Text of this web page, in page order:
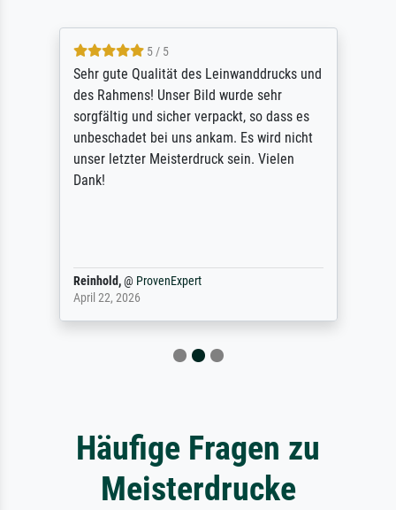
5 / 5
Sehr gute Qualität des Leinwanddrucks und
des Rahmens! Unser Bild wurde sehr
sorgfältig und sicher verpackt, so dass es
unbeschadet bei uns ankam. Es wird nicht
unser letzter Meisterdruck sein. Vielen
Dank!
Reinhold,@ ProvenExpert
April 22, 2026
Häufige Fragen zu
Meisterdrucke